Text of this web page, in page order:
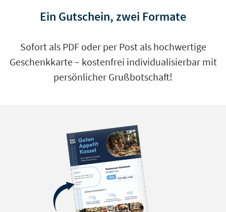
Ein Gutschein, zwei Formate
Sofort als PDF oder per Post als hochwertige
Geschenkkarte – kostenfrei individualisierbar mit
persönlicher Grußbotschaft!